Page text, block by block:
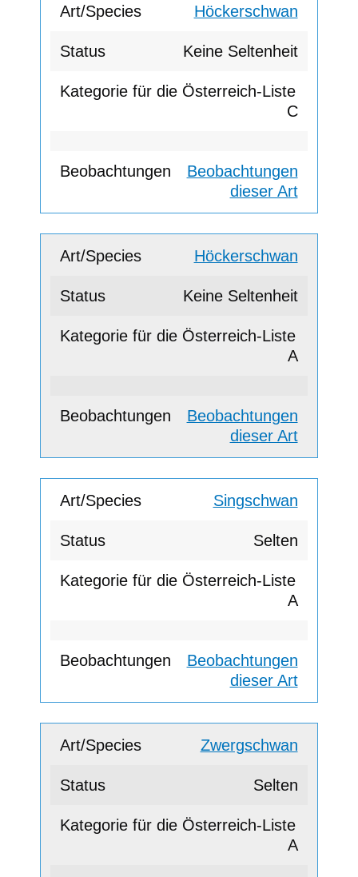
Höckerschwan
Keine Seltenheit
C
Beobachtungen
dieser Art
Höckerschwan
Keine Seltenheit
A
Beobachtungen
dieser Art
Singschwan
Selten
A
Beobachtungen
dieser Art
Zwergschwan
Selten
A